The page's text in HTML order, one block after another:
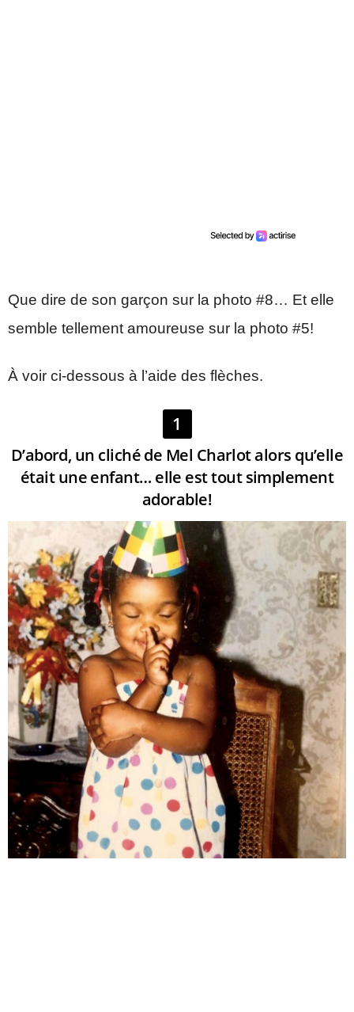
Que dire de son garçon sur la photo #8… Et elle
semble tellement amoureuse sur la photo #5!
À voir ci-dessous à l’aide des flèches.
1
D’abord, un cliché de Mel Charlot alors qu’elle
était une enfant… elle est tout simplement
adorable!